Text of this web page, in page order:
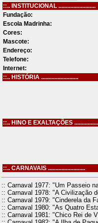
::.. INSTITUCIONAL .........................
Fundação:
Escola Madrinha:
Cores:
Mascote:
Endereço:
Telefone:
Internet:
::.. HISTÓRIA .........................
::.. HINO E EXALTAÇÕES
::.. CARNAVAIS .........................
:: Carnaval 1977: "Um Passeio
:: Carnaval 1978: "A Civilização
:: Carnaval 1979: "Cinderela da
:: Carnaval 1980: "As Quatro
:: Carnaval 1981: "Chico Rei de